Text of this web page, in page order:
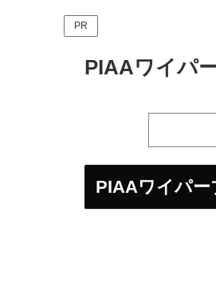
PR
PIAAワイパ
PIAAワイパー